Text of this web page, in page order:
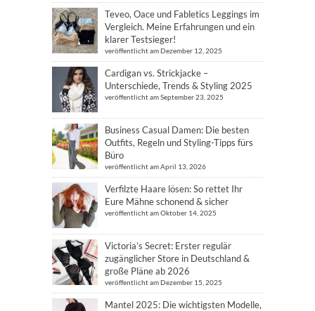
Teveo, Oace und Fabletics Leggings im
Vergleich. Meine Erfahrungen und ein
klarer Testsieger!
veröffentlicht am Dezember 12, 2025
Cardigan vs. Strickjacke –
Unterschiede, Trends & Styling 2025
veröffentlicht am September 23, 2025
Business Casual Damen: Die besten
Outfits, Regeln und Styling-Tipps fürs
Büro
veröffentlicht am April 13, 2026
Verfilzte Haare lösen: So rettet Ihr
Eure Mähne schonend & sicher
veröffentlicht am Oktober 14, 2025
Victoria’s Secret: Erster regulär
zugänglicher Store in Deutschland &
große Pläne ab 2026
veröffentlicht am Dezember 15, 2025
Mantel 2025: Die wichtigsten Modelle,